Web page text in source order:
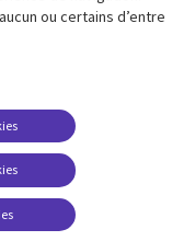
juridiques
Carrières
de gestion des
ou certains d’entre